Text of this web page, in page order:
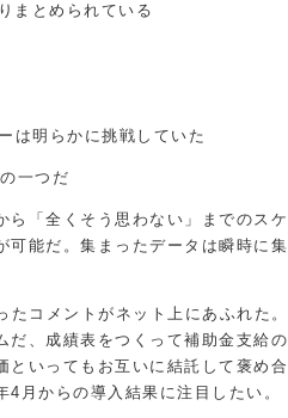
まとめられている
は明らかに挑戦していた
一つだ
ら「全くそう思わない」までのスケ
可能だ。集まったデータは瞬時に集
コメントがネット上にあふれた。
だ、成績表をつくって補助金支給の
といってもお互いに結託して褒め合
月からの導入結果に注目したい。